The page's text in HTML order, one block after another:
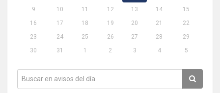
9
10 11 12 13 14
15
16
17 18 19 20 21
22
23
24 25 26 27 28
29
30
31 1 2 3 4 5